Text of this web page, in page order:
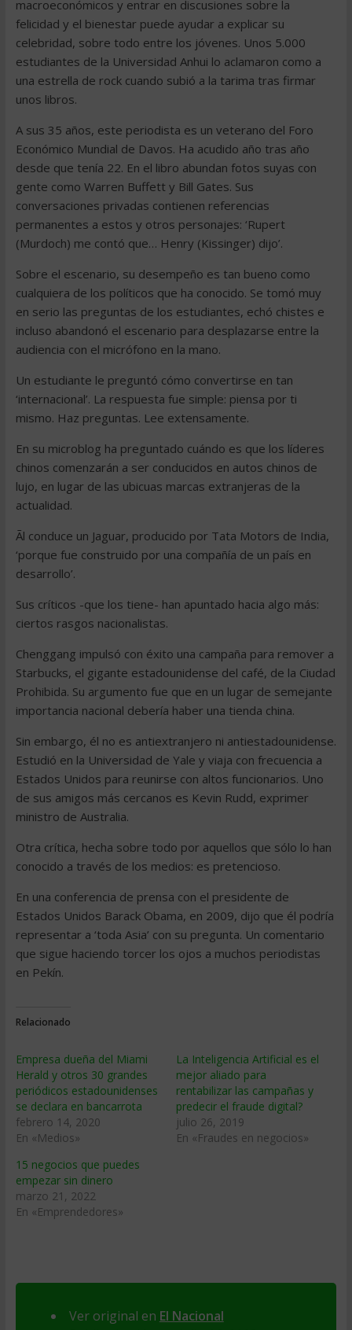
macroeconómicos y entrar en discusiones sobre la
felicidad y el bienestar puede ayudar a explicar su
celebridad, sobre todo entre los jóvenes. Unos 5.000
estudiantes de la Universidad Anhui lo aclamaron como a
una estrella de rock cuando subió a la tarima tras firmar
unos libros.
A sus 35 años, este periodista es un veterano del Foro
Económico Mundial de Davos. Ha acudido año tras año
desde que tenía 22. En el libro abundan fotos suyas con
gente como Warren Buffett y Bill Gates. Sus
conversaciones privadas contienen referencias
permanentes a estos y otros personajes: ‘Rupert
(Murdoch) me contó que… Henry (Kissinger) dijo’.
Sobre el escenario, su desempeño es tan bueno como
cualquiera de los políticos que ha conocido. Se tomó muy
en serio las preguntas de los estudiantes, echó chistes e
incluso abandonó el escenario para desplazarse entre la
audiencia con el micrófono en la mano.
Un estudiante le preguntó cómo convertirse en tan
‘internacional’. La respuesta fue simple: piensa por ti
mismo. Haz preguntas. Lee extensamente.
En su microblog ha preguntado cuándo es que los líderes
chinos comenzarán a ser conducidos en autos chinos de
lujo, en lugar de las ubicuas marcas extranjeras de la
actualidad.
Ãl conduce un Jaguar, producido por Tata Motors de India,
‘porque fue construido por una compañía de un país en
desarrollo’.
Sus críticos -que los tiene- han apuntado hacia algo más:
ciertos rasgos nacionalistas.
Chenggang impulsó con éxito una campaña para remover a
Starbucks, el gigante estadounidense del café, de la Ciudad
Prohibida. Su argumento fue que en un lugar de semejante
importancia nacional debería haber una tienda china.
Sin embargo, él no es antiextranjero ni antiestadounidense.
Estudió en la Universidad de Yale y viaja con frecuencia a
Estados Unidos para reunirse con altos funcionarios. Uno
de sus amigos más cercanos es Kevin Rudd, exprimer
ministro de Australia.
Otra crítica, hecha sobre todo por aquellos que sólo lo han
conocido a través de los medios: es pretencioso.
En una conferencia de prensa con el presidente de
Estados Unidos Barack Obama, en 2009, dijo que él podría
representar a ‘toda Asia’ con su pregunta. Un comentario
que sigue haciendo torcer los ojos a muchos periodistas
en Pekín.
Relacionado
Empresa dueña del Miami
Herald y otros 30 grandes
periódicos estadounidenses
se declara en bancarrota
febrero 14, 2020
En «Medios»
La Inteligencia Artificial es el
mejor aliado para
rentabilizar las campañas y
predecir el fraude digital?
julio 26, 2019
En «Fraudes en negocios»
15 negocios que puedes
empezar sin dinero
marzo 21, 2022
En «Emprendedores»
Ver original en El Nacional